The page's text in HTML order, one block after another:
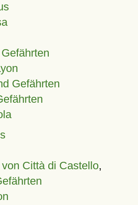
Gefährten
Città di Castello,